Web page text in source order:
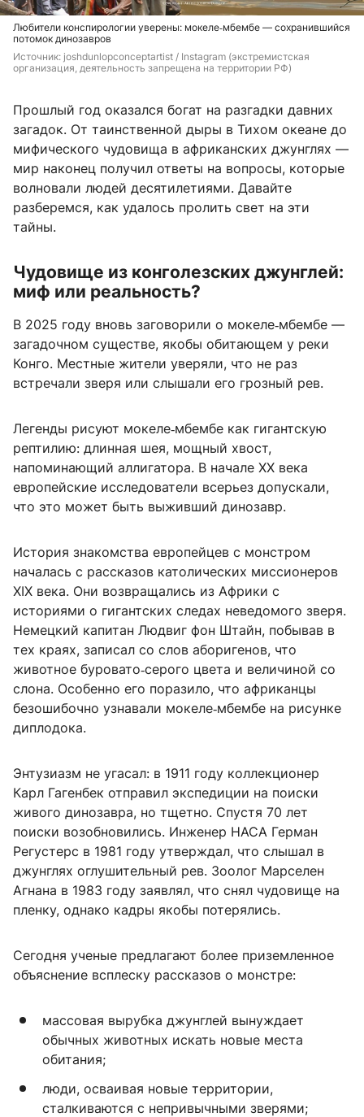
Любители конспирологии уверены: мокеле‑мбембе — сохранившийся
потомок динозавров
Источник: joshdunlopconceptartist / Instagram (экстремистская
организация, деятельность запрещена на территории РФ)
Прошлый год оказался богат на разгадки давних
загадок. От таинственной дыры в Тихом океане до
мифического чудовища в африканских джунглях —
мир наконец получил ответы на вопросы, которые
волновали людей десятилетиями. Давайте
разберемся, как удалось пролить свет на эти
тайны.
Чудовище из конголезских джунглей:
миф или реальность?
В 2025 году вновь заговорили о мокеле‑мбембе —
загадочном существе, якобы обитающем у реки
Конго. Местные жители уверяли, что не раз
встречали зверя или слышали его грозный рев.
Легенды рисуют мокеле‑мбембе как гигантскую
рептилию: длинная шея, мощный хвост,
напоминающий аллигатора. В начале XX века
европейские исследователи всерьез допускали,
что это может быть выживший динозавр.
История знакомства европейцев с монстром
началась с рассказов католических миссионеров
XIX века. Они возвращались из Африки с
историями о гигантских следах неведомого зверя.
Немецкий капитан Людвиг фон Штайн, побывав в
тех краях, записал со слов аборигенов, что
животное буровато‑серого цвета и величиной со
слона. Особенно его поразило, что африканцы
безошибочно узнавали мокеле‑мбембе на рисунке
диплодока.
Энтузиазм не угасал: в 1911 году коллекционер
Карл Гагенбек отправил экспедиции на поиски
живого динозавра, но тщетно. Спустя 70 лет
поиски возобновились. Инженер НАСА Герман
Регустерс в 1981 году утверждал, что слышал в
джунглях оглушительный рев. Зоолог Марселен
Агнана в 1983 году заявлял, что снял чудовище на
пленку, однако кадры якобы потерялись.
Сегодня ученые предлагают более приземленное
объяснение всплеску рассказов о монстре:
массовая вырубка джунглей вынуждает
обычных животных искать новые места
обитания;
люди, осваивая новые территории,
сталкиваются с непривычными зверями;